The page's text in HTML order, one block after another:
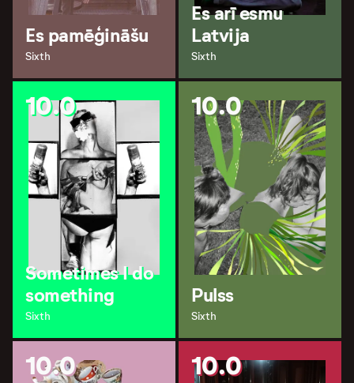
Es pamēģināšu
Sixth
Es arī esmu
Latvija
Sixth
10.0
Sometimes I do
something
Sixth
10.0
Pulss
Sixth
10.0 10.0